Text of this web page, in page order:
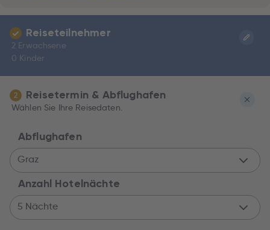
Reiseteilnehmer
2 Erwachsene
0 Kinder
2 Reisetermin & Abflughafen
Wählen Sie Ihre Reisedaten.
Abflughafen
Graz
Anzahl Hotelnächte
5 Nächte